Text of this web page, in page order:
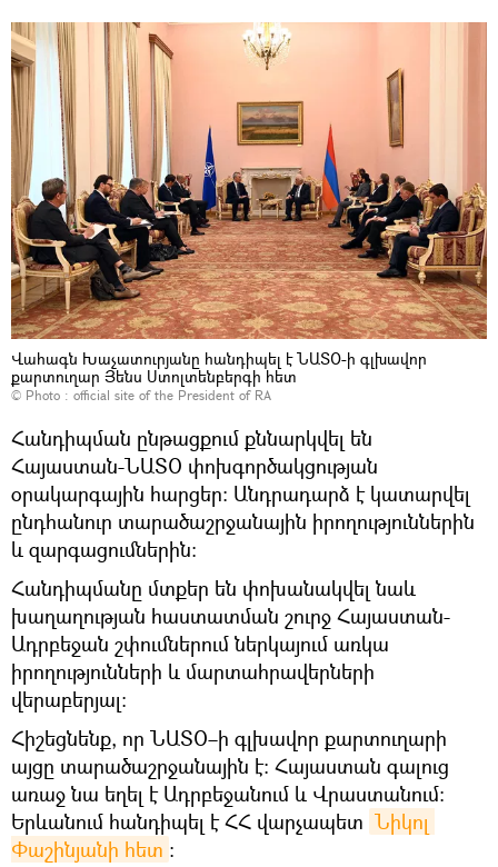
Վահագն Խաչատուրյանը հանդիպել է ՆԱՏՕ-ի գլխավոր
քարտուղար Յենս Ստոլտենբերգի հետ
© Photo : official site of the President of RA
Հանդիպման ընթացքում քննարկվել են
Հայաստան-ՆԱՏՕ փոխգործակցության
օրակարգային հարցեր: Անդրադարձ է կատարվել
ընդհանուր տարածաշրջանային իրողություններին
և զարգացումներին:
Հանդիպմանը մտքեր են փոխանակվել նաև
խաղաղության հաստատման շուրջ Հայաստան-
Ադրբեջան շփումներում ներկայում առկա
իրողությունների և մարտահրավերների
վերաբերյալ:
Հիշեցնենք, որ ՆԱՏՕ–ի գլխավոր քարտուղարի
այցը տարածաշրջանային է։ Հայաստան գալուց
առաջ նա եղել է Ադրբեջանում և Վրաստանում։
Երևանում հանդիպել է ՀՀ վարչապետ Նիկոլ
Փաշինյանի հետ ։